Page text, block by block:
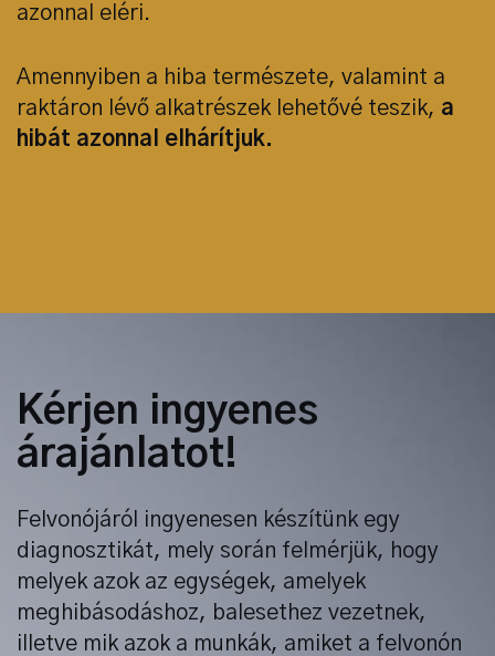
azonnal eléri.
Amennyiben a hiba természete, valamint a
raktáron lévő alkatrészek lehetővé teszik, a
hibát azonnal elhárítjuk.
Kérjen ingyenes
árajánlatot!
Felvonójáról ingyenesen készítünk egy
diagnosztikát, mely során felmérjük, hogy
melyek azok az egységek, amelyek
meghibásodáshoz, balesethez vezetnek,
illetve mik azok a munkák, amiket a felvonón